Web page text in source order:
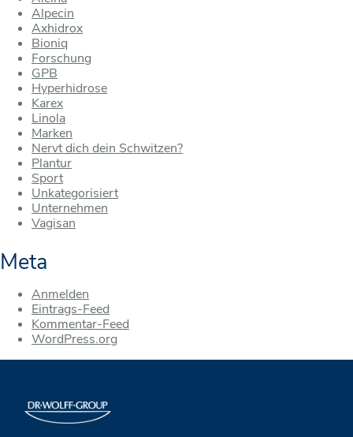
Alpecin
Axhidrox
Bioniq
Forschung
GPB
Hyperhidrose
Karex
Linola
Marken
Nervt dich dein Schwitzen?
Plantur
Sport
Unkategorisiert
Unternehmen
Vagisan
Meta
Anmelden
Eintrags-Feed
Kommentar-Feed
WordPress.org